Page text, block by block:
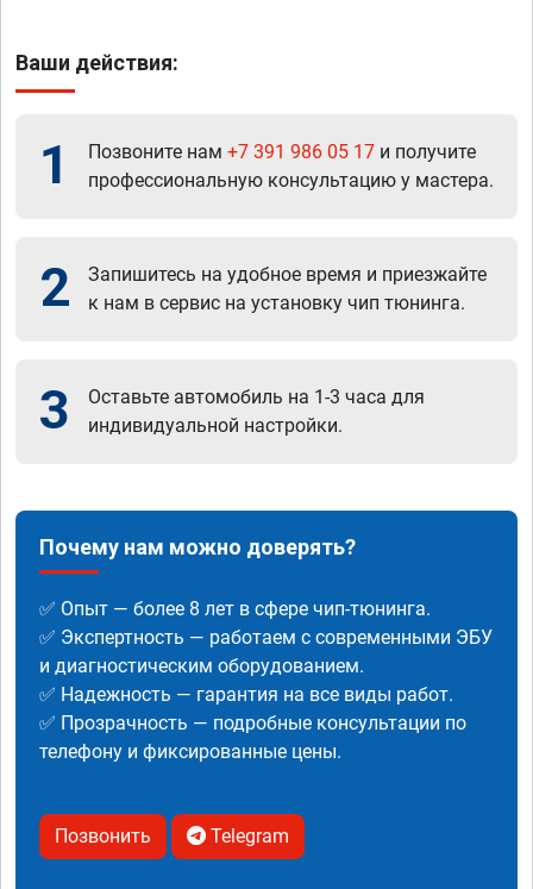
Ваши действия:
1 Позвоните нам +7 391 986 05 17 и получите
профессиональную консультацию у мастера.
2
Запишитесь на удобное время и приезжайте
к нам в сервис на установку чип тюнинга.
3
Оставьте автомобиль на 1-3 часа для
индивидуальной настройки.
Почему нам можно доверять?
✅ Опыт — более 8 лет в сфере чип-тюнинга.
✅ Экспертность — работаем с современными ЭБУ
и диагностическим оборудованием.
✅ Надежность — гарантия на все виды работ.
✅ Прозрачность — подробные консультации по
телефону и фиксированные цены.
Позвонить Telegram